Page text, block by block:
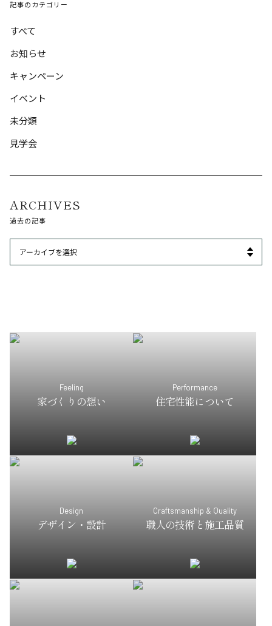
記事のカテゴリー
すべて
お知らせ
キャンペーン
イベント
未分類
見学会
ARCHIVES
過去の記事
Feeling
家づくりの想い
Performance
住宅性能について
Design
デザイン・設計
Craftsmanship & Quality
職人の技術と施工品質